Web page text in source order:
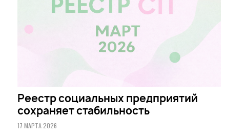
Реестр социальных предприятий
сохраняет стабильность
17 МАРТА 2026